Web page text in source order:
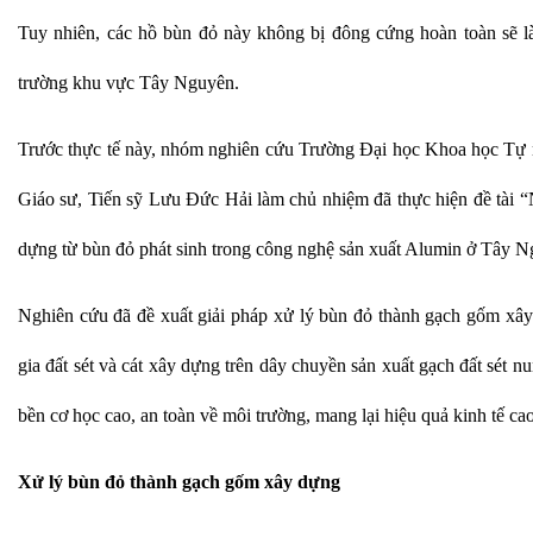
Tuy nhiên, các hồ bùn đỏ này không bị đông cứng hoàn toàn sẽ
trường khu vực Tây Nguyên.
Trước thực tế này, nhóm nghiên cứu Trường Đại học Khoa học
Giáo sư, Tiến sỹ Lưu Đức Hải làm chủ nhiệm đã thực hiện đề tài
dựng từ bùn đỏ phát sinh trong công nghệ sản xuất Alumin ở Tây
Nghiên cứu đã đề xuất giải pháp xử lý bùn đỏ thành gạch gốm
gia đất sét và cát xây dựng trên dây chuyền sản xuất gạch đất sét
bền cơ học cao, an toàn về môi trường, mang lại hiệu quả kinh tế
Xử lý bùn đỏ thành gạch gốm xây dựng